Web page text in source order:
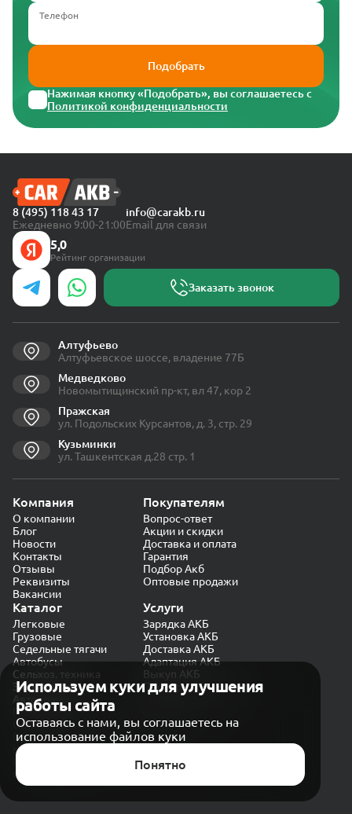
Телефон
Подобрать
Нажимая кнопку «Подобрать», вы соглашаетесь с
Политикой конфиденциальности
Используем куки для улучшения
работы сайта
Оставаясь с нами, вы соглашаетесь на
использование файлов куки
Понятно
8 (495) 118 43 17
Ежедневно 9:00-21:00
info@carakb.ru
Email для связи
5,0
Рейтинг организации
Заказать звонок
Алтуфьево
Алтуфьевское шоссе, владение 77Б
Медведково
Новомытищинский пр-кт, вл 47, кор 2
Пражская
ул. Подольских Курсантов, д. 3, стр. 29
Кузьминки
ул. Ташкентская д.28 стр. 1
Компания
О компании
Блог
Новости
Контакты
Отзывы
Реквизиты
Вакансии
Покупателям
Вопрос-ответ
Акции и скидки
Доставка и оплата
Гарантия
Подбор Акб
Оптовые продажи
Каталог
Легковые
Грузовые
Седельные тягачи
Автобусы
Сельхоз. техника
Экскаваторы
Автокраны
Услуги
Зарядка АКБ
Установка АКБ
Доставка АКБ
Адаптация АКБ
Выкуп АКБ
Проверка генератора
Политика конфиденциальности
Обработка персональных данных
Согласие на обработку в «Яндекс.Метрика»
Карта сайта
© CARAKB 2026. Все права защищены